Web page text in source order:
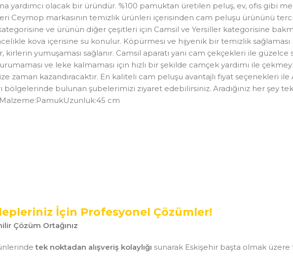
yardımcı olacak bir üründür. %100 pamuktan üretilen peluş, ev, ofis
Ceymop markasının temizlik ürünleri içerisinden cam peluşu ürününü
ve ürünün diğer çeşitleri için Camsil ve Yersiller kategorisine
kova içerisine su konulur. Köpürmesi ve hijyenik bir temizlik sağlaması
yumuşaması sağlanır. Camsil aparatı yani cam çekçekleri ile
ve leke kalmaması için hızlı bir şekilde camçek yardımı ile
zaman kazandıracaktır. En kaliteli cam peluşu avantajlı fiyat seçenekleri
bölgelerinde bulunan şubelerimizi ziyaret edebilirsiniz. Aradığınız her şey
cm
İçin Profesyonel Çözümler!
Çözüm Ortağınız
tek noktadan alışveriş kolaylığı sunarak Eskişehir başta olmak